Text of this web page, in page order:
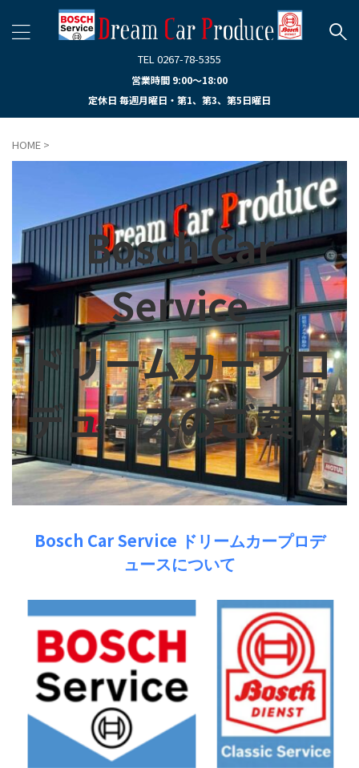
TEL 0267-78-5355
営業時間 9:00～18:00
定休日 毎週月曜日・第1、第3、第5日曜日
HOME >
Bosch Car
Service
ドリームカープロ
デュースのご案内
Bosch Car Service ドリームカープロデ
ュースについて